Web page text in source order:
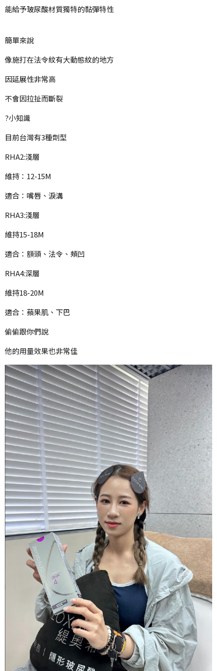
能給予玻尿酸材質獨特的黏彈特性
簡單來說
像施打在法令紋有大動態紋的地方
因延展性非常高
不會因拉扯而斷裂
?小知識
目前台灣有3種劑型
RHA2:淺層
維持：12-15M
適合：嘴唇、淚溝
RHA3:淺層
維持15-18M
適合：額頭、法令、頰凹
RHA4:深層
維持18-20M
適合：蘋果肌、下巴
偷偷跟你們說
他的用量效果也非常佳